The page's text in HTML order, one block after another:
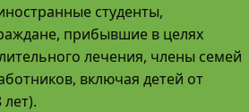
студенты,
прибывшие в целях
лечения, члены семей
включая детей от